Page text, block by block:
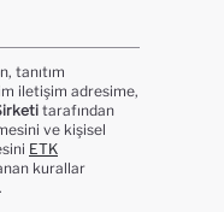
tanıtım
iletişim adresime,
tarafından
ve kişisel
ETK
kurallar